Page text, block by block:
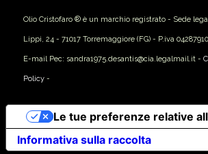
Olio Cristofaro ® è un marchio registrato - Sede
Lippi, 24 - 71017 Torremaggiore (FG) - P.iva
E-mail Pec: sandra1975.desantis@cia.legalmail.it -
Policy-
Informativa sulla raccolta
Le tue preferenze relative